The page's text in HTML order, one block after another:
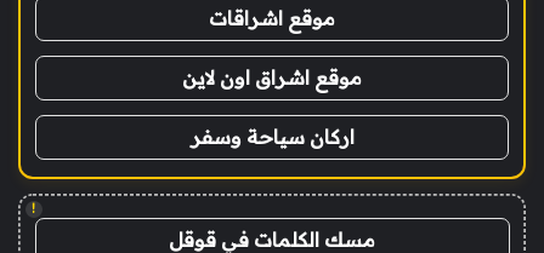
موقع اشراقات
موقع اشراق اون لاين
اركان سياحة وسفر
!
مسك الكلمات في قوقل